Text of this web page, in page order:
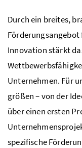
Durch ein breites,
Innovation stärkt
Unternehmen. Für
größen – von der
über einen ersten
spezifische